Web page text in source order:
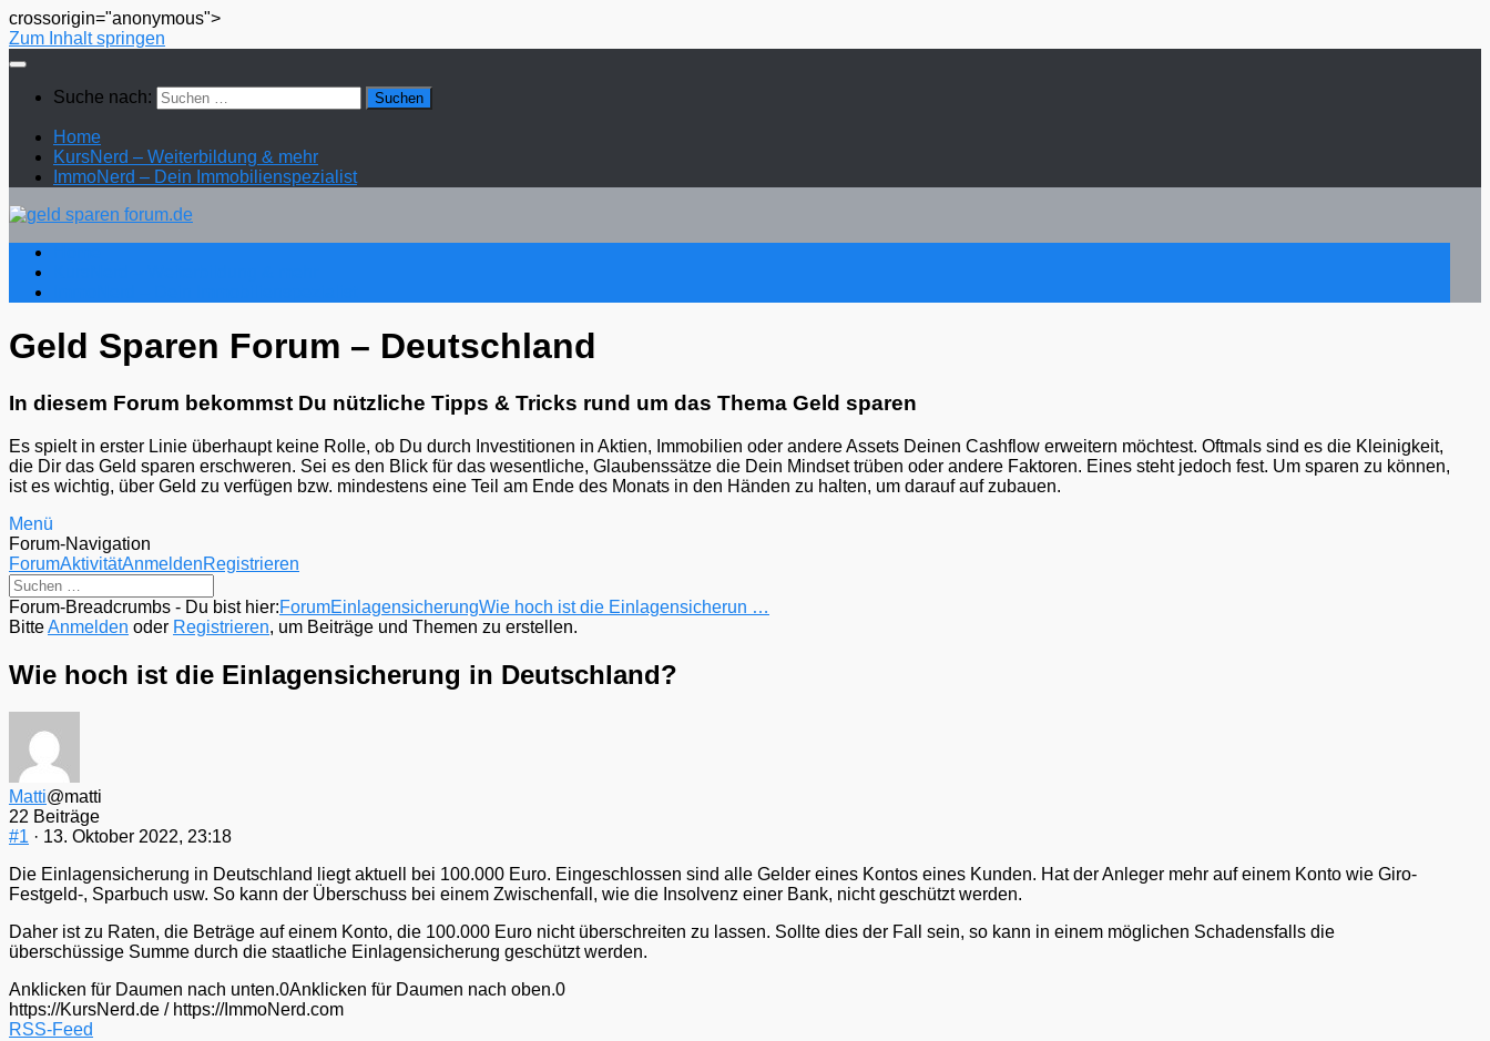
crossorigin="anonymous">
Zum Inhalt springen
Suche nach:
Home
KursNerd – Weiterbildung & mehr
ImmoNerd – Dein Immobilienspezialist
Geld Sparen Forum – Deutschland
In diesem Forum bekommst Du nützliche Tipps & Tricks rund um das Thema Geld sparen
Es spielt in erster Linie überhaupt keine Rolle, ob Du durch Investitionen in Aktien, Immobilien oder andere Assets Deinen Cashflow erweitern möchtest. Oftmals sind es die Kleinigkeit,
die Dir das Geld sparen erschweren. Sei es den Blick für das wesentliche, Glaubenssätze die Dein Mindset trüben oder andere Faktoren. Eines steht jedoch fest. Um sparen zu können,
ist es wichtig, über Geld zu verfügen bzw. mindestens eine Teil am Ende des Monats in den Händen zu halten, um darauf auf zubauen.
Menü
Forum-Navigation
ForumAktivitätAnmeldenRegistrieren
Forum-Breadcrumbs - Du bist hier:ForumEinlagensicherungWie hoch ist die Einlagensicherun …
BitteAnmelden oder Registrieren, um Beiträge und Themen zu erstellen.
Wie hoch ist die Einlagensicherung in Deutschland?
Matti@matti
22 Beiträge
#1 · 13. Oktober 2022, 23:18
Die Einlagensicherung in Deutschland liegt aktuell bei 100.000 Euro. Eingeschlossen sind alle Gelder eines Kontos eines Kunden. Hat der Anleger mehr auf einem Konto wie Giro-
Festgeld-, Sparbuch usw. So kann der Überschuss bei einem Zwischenfall, wie die Insolvenz einer Bank, nicht geschützt werden.
Daher ist zu Raten, die Beträge auf einem Konto, die 100.000 Euro nicht überschreiten zu lassen. Sollte dies der Fall sein, so kann in einem möglichen Schadensfalls die
überschüssige Summe durch die staatliche Einlagensicherung geschützt werden.
Anklicken für Daumen nach unten.0Anklicken für Daumen nach oben.0
https://KursNerd.de / https://ImmoNerd.com
RSS-Feed